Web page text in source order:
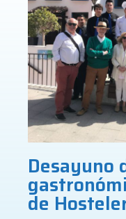
Desayuno
de